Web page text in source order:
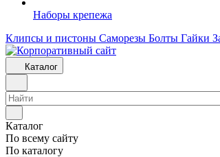
Наборы крепежа
Клипсы и пистоны Саморезы Болты Гайки
Каталог
Каталог
По всему сайту
По каталогу